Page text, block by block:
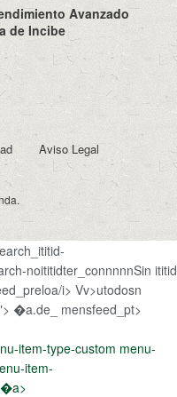
Avanzado
de Incibe
Aviso Legal
noititidter_connnnnSin ititid
i> Vv>utodosn
�a.de_ mensfeed_pt>
item-type-custom menu-
enu-item-